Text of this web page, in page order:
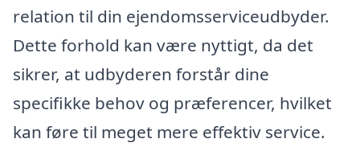
relation til din ejendomsserviceudbyder.
Dette forhold kan være nyttigt, da det
sikrer, at udbyderen forstår dine
specifikke behov og præferencer, hvilket
kan føre til meget mere effektiv service.